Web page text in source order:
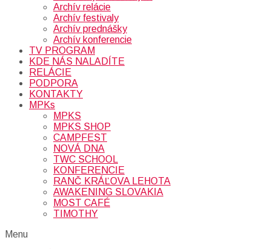
Archív relácie
Archív festivaly
Archív prednášky
Archív konferencie
TV PROGRAM
KDE NÁS NALADÍTE
RELÁCIE
PODPORA
KONTAKTY
MPKs
MPKS
MPKS SHOP
CAMPFEST
NOVÁ DNA
TWC SCHOOL
KONFERENCIE
RANČ KRÁĽOVA LEHOTA
AWAKENING SLOVAKIA
MOST CAFÉ
TIMOTHY
Menu